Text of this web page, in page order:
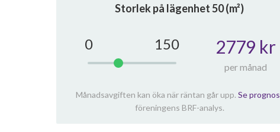
Storlek på lägenhet50(m²)
0 150 2779 kr
per månad
Månadsavgiften kan öka när räntan går upp. Se prognos
föreningens BRF-analys.